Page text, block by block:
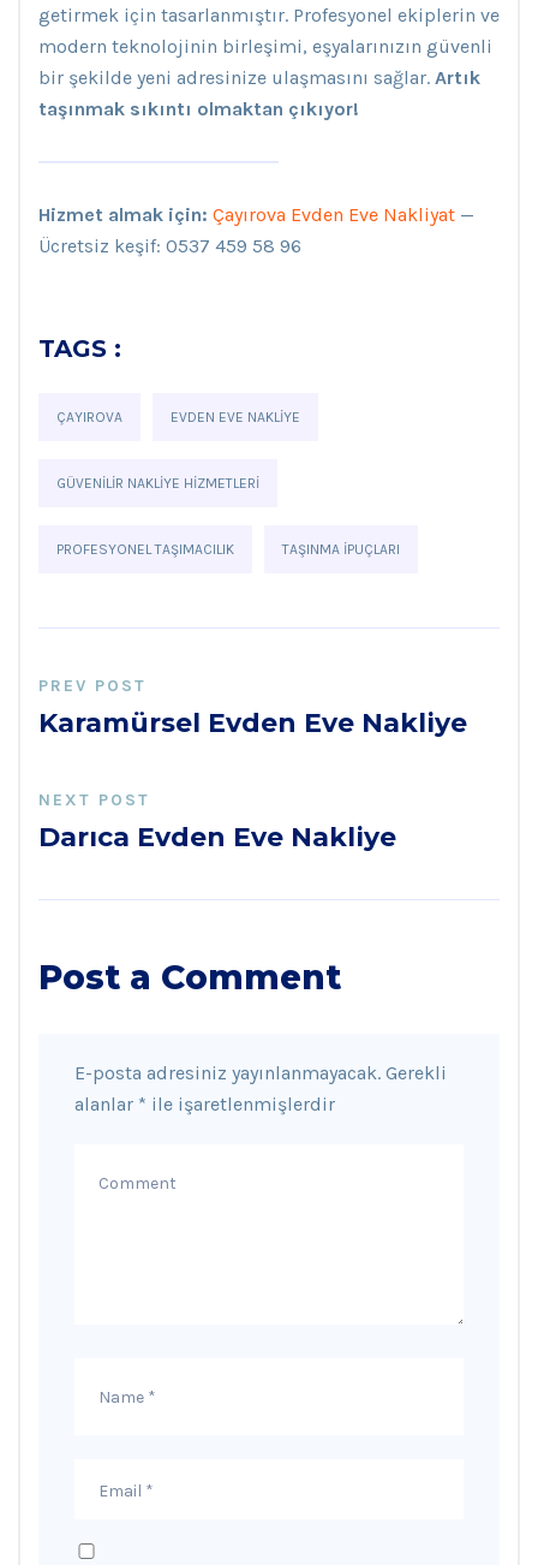
getirmek için tasarlanmıştır. Profesyonel ekiplerin ve
modern teknolojinin birleşimi, eşyalarınızın güvenli
bir şekilde yeni adresinize ulaşmasını sağlar. Artık
taşınmak sıkıntı olmaktan çıkıyor!
Hizmet almak için: Çayırova Evden Eve Nakliyat —
Ücretsiz keşif: 0537 459 58 96
TAGS :
ÇAYIROVA EVDEN EVE NAKLIYE
GÜVENILIR NAKLIYE HIZMETLERI
PROFESYONEL TAŞIMACILIK TAŞINMA IPUÇLARI
PREV POST
Karamürsel Evden Eve Nakliye
NEXT POST
Darıca Evden Eve Nakliye
Post a Comment
E-posta adresiniz yayınlanmayacak. Gerekli
alanlar * ile işaretlenmişlerdir